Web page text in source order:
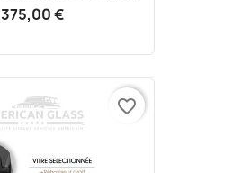
375,00 €
favorite_border